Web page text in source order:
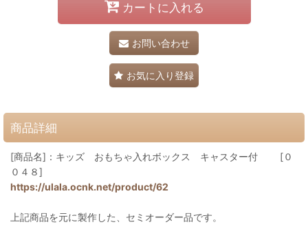
カートに入れる
お問い合わせ
お気に入り登録
商品詳細
[商品名]：キッズ おもちゃ入れボックス キャスター付 [０
０４８]
https://ulala.ocnk.net/product/62
上記商品を元に製作した、セミオーダー品です。